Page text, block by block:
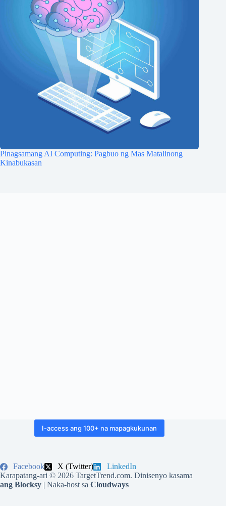
Pinagsamang AI Computing: Pagbuo ng Mas Matalinong
Kinabukasan
I-access ang 100+ na mapagkukunan
Facebook X (Twitter)
LinkedIn
Karapatang-ari © 2026 TargetTrend.com. Dinisenyo kasama
ang Blocksy | Naka-host sa Cloudways